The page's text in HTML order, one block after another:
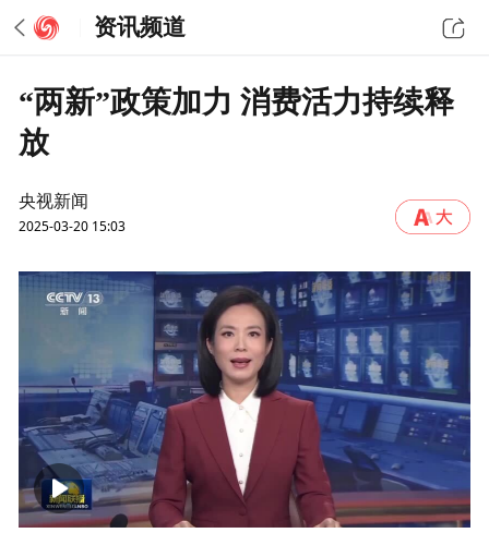
资讯频道
“两新”政策加力 消费活力持续释
放
央视新闻
2025-03-20 15:03
00:00 02:07